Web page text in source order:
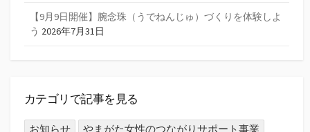
【9月9日開催】腕念珠（うでねんじゅ）づくりを体験しよ
う 2026年7月31日
カテゴリで記事を見る
お知らせ
やまがた女性のつながりサポート事業